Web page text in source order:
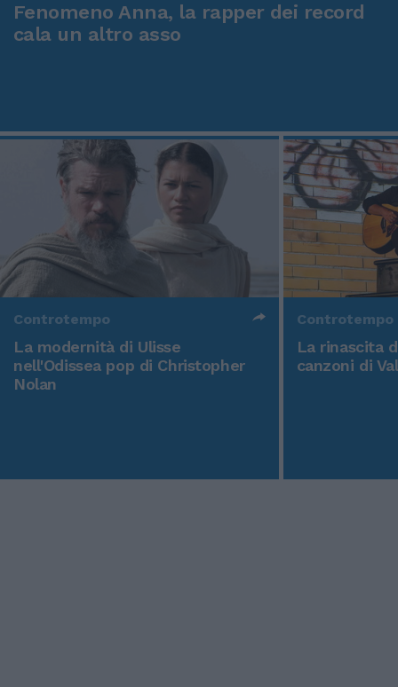
Fenomeno Anna, la rapper dei record
cala un altro asso
Controtempo
La modernità di Ulisse
nell'Odissea pop di Christopher
Nolan
Controtempo
La rinascita
canzoni di